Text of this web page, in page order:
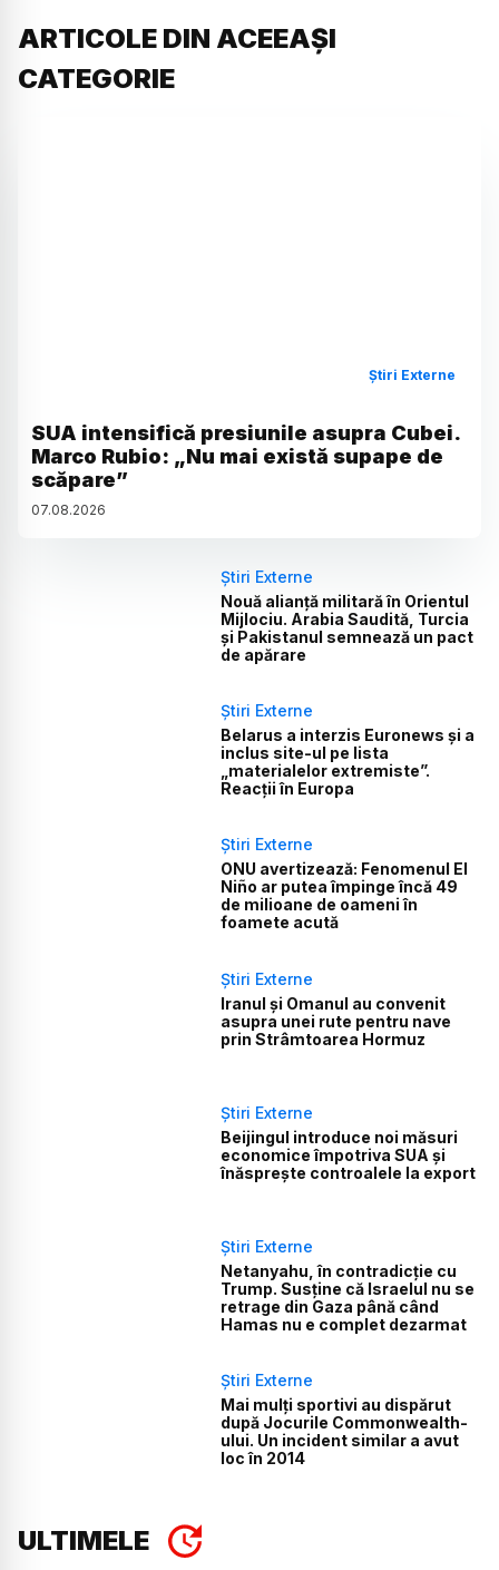
ARTICOLE DIN ACEEAȘI
CATEGORIE
Știri Externe
SUA intensifică presiunile asupra Cubei.
Marco Rubio: „Nu mai există supape de
scăpare”
07.08.2026
Știri Externe
Nouă alianță militară în Orientul
Mijlociu. Arabia Saudită, Turcia
și Pakistanul semnează un pact
de apărare
Știri Externe
Belarus a interzis Euronews și a
inclus site-ul pe lista
„materialelor extremiste”.
Reacții în Europa
Știri Externe
ONU avertizează: Fenomenul El
Niño ar putea împinge încă 49
de milioane de oameni în
foamete acută
Știri Externe
Iranul și Omanul au convenit
asupra unei rute pentru nave
prin Strâmtoarea Hormuz
Știri Externe
Beijingul introduce noi măsuri
economice împotriva SUA și
înăsprește controalele la export
Știri Externe
Netanyahu, în contradicție cu
Trump. Susține că Israelul nu se
retrage din Gaza până când
Hamas nu e complet dezarmat
Știri Externe
Mai mulți sportivi au dispărut
după Jocurile Commonwealth-
ului. Un incident similar a avut
loc în 2014
ULTIMELE